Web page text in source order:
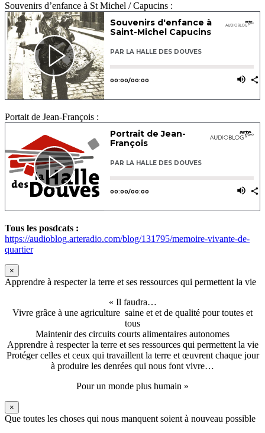
Souvenirs d’enfance à St Michel / Capucins :
Portait de Jean-François :
Tous les posdcats :
https://audioblog.arteradio.com/blog/131795/memoire-vivante-de-
quartier
×
Apprendre à respecter la terre et ses ressources qui permettent la vie
« Il faudra…
Vivre grâce à une agriculture saine et et de qualité pour toutes et
tous
Maintenir des circuits courts alimentaires autonomes
Apprendre à respecter la terre et ses ressources qui permettent la vie
Protéger celles et ceux qui travaillent la terre et œuvrent chaque jour
à produire les denrées qui nous font vivre…
Pour un monde plus humain »
×
Que toutes les choses qui nous manquent soient à nouveau possible